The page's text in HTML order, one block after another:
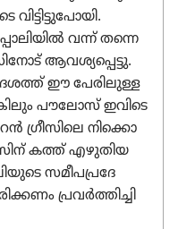
വന്ന്‌ തന്നെ
ആവശ്യ​പ്പെട്ടു.
ഈ പേരി​ലുള്ള
പൗലോസ്‌ ഇവിടെ
ഗ്രീസി​ലെ നിക്കൊ​
കത്ത്‌ എഴുതി​യ​
സമീപ​പ്ര​ദേ​
പ്രവർത്തി​ച്ചി​